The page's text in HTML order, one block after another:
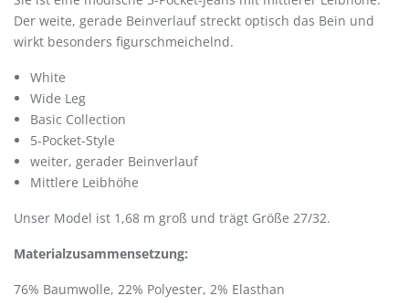
Der weite, gerade Beinverlauf streckt optisch das Bein und
wirkt besonders figurschmeichelnd.
White
Wide Leg
Basic Collection
5-Pocket-Style
weiter, gerader Beinverlauf
Mittlere Leibhöhe
Unser Model ist 1,68 m groß und trägt Größe 27/32.
Materialzusammensetzung:
76% Baumwolle, 22% Polyester, 2% Elasthan